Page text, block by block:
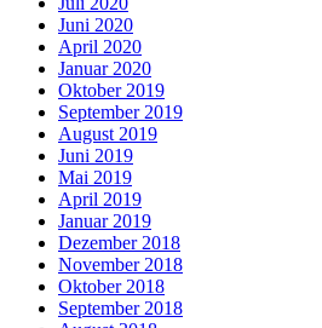
Juni 2020
April 2020
Januar 2020
Oktober 2019
September 2019
August 2019
Juni 2019
Mai 2019
April 2019
Januar 2019
Dezember 2018
November 2018
Oktober 2018
September 2018